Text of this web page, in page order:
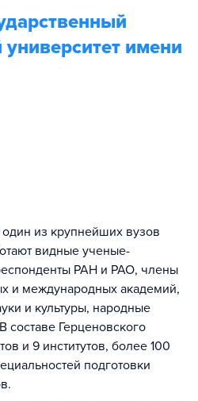
университет имени
из крупнейших вузов
видные ученые-
РАН и РАО, члены
и международных академий,
и культуры, народные
составе Герценовского
и 9 институтов, более 100
подготовки